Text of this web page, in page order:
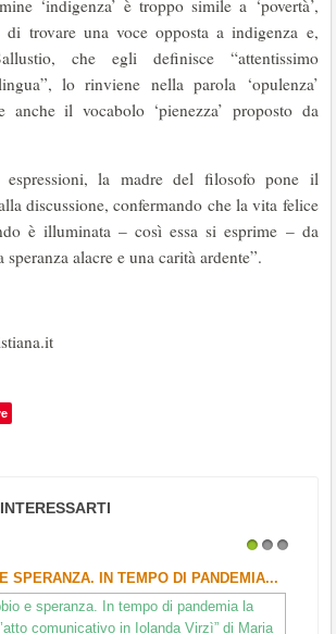
‘indigenza’ è troppo simile a ‘povertà’,
di trovare una voce opposta a indigenza e,
che egli definisce “attentissimo
lo rinviene nella parola ‘opulenza’
anche il vocabolo ‘pienezza’ proposto da
la madre del filosofo pone il
discussione, confermando che la vita felice
è illuminata – così essa si esprime – da
speranza alacre e una carità ardente”.
SPERANZA. IN TEMPO DI PANDEMIA...